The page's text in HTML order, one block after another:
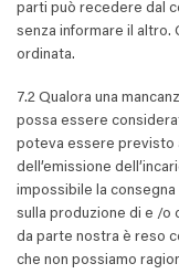
parti può recedere dal
senza informare il altro.
ordinata.
7.2 Qualora una
possa essere
poteva essere previsto
dell’emissione
impossibile la
sulla produzione di e /o
da parte nostra è reso
che non possiamo